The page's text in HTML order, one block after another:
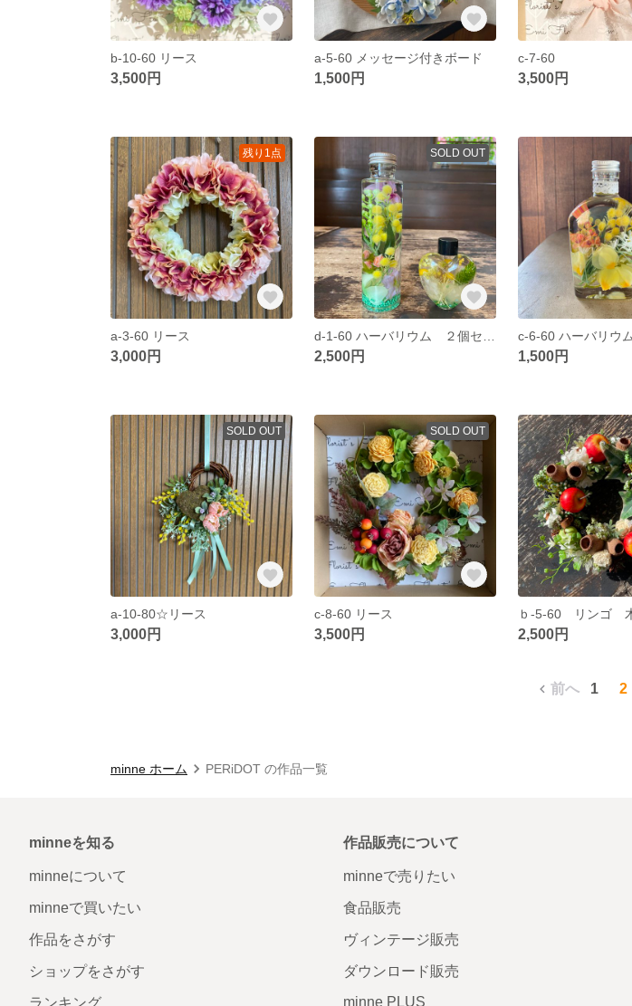
b-10-60 リース
3,500円
a-5-60 メッセージ付きボード
1,500円
c-7-60
3,500円
残り1点
a-3-60 リース
3,000円
SOLD OUT
2,500円 1,500円
SOLD OUT
a-10-80☆リース
3,000円
SOLD OUT
c-8-60 リース
3,500円 2,500円
前へ 1 2
minne ホーム PERiDOT の作品一覧
minneを知る
minneについて
minneで買いたい
作品をさがす
ショップをさがす
ランキング
作品販売について
minneで売りたい
食品販売
ヴィンテージ販売
ダウンロード販売
minne PLUS